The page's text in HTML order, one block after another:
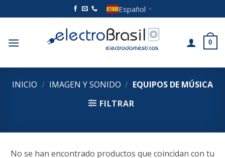
al
Español ▼
0
INICIO / IMAGEN Y SONIDO / EQUIPOS DE MÚSICA
FILTRAR
No se han encontrado productos que coincidan con tu